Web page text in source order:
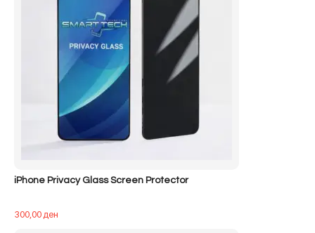
iPhone Privacy Glass Screen Protector
300,00ден